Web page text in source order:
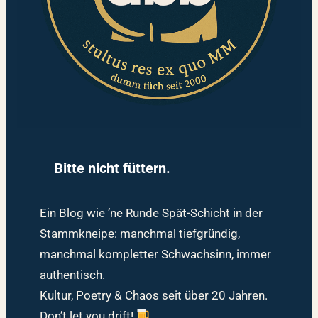
Bitte nicht füttern.
Ein Blog wie ’ne Runde Spät-Schicht in der
Stammkneipe: manchmal tiefgründig,
manchmal kompletter Schwachsinn, immer
authentisch.
Kultur, Poetry & Chaos seit über 20 Jahren.